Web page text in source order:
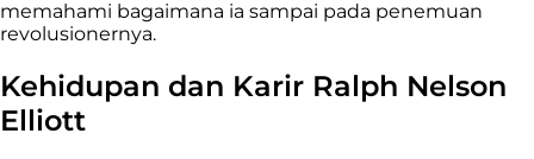
memahami bagaimana ia sampai pada penemuan
revolusionernya.
Kehidupan dan Karir Ralph Nelson
Elliott